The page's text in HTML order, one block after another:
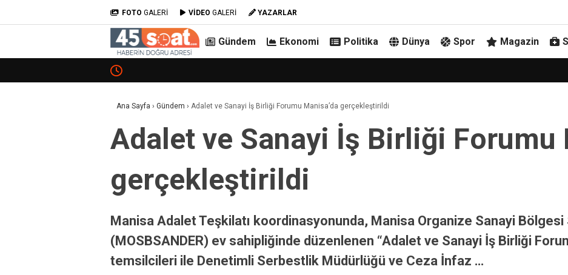
FOTO GALERİ VİDEO GALERİ YAZARLAR
Gündem Ekonomi Politika Dünya Spor Magazin
Ana Sayfa › Gündem › Adalet ve Sanayi İş Birliği Forumu Manisa’da gerçekleştirildi
Adalet ve Sanayi İş Birliği Forumu
gerçekleştirildi
Manisa Adalet Teşkilatı koordinasyonunda, Manisa Organize Sanayi
(MOSBSANDER) ev sahipliğinde düzenlenen “Adalet ve Sanayi İş Birliği
temsilcileri ile Denetimli Serbestlik Müdürlüğü ve Ceza İnfaz …